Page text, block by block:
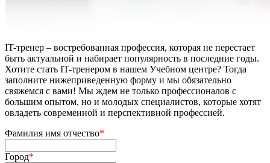
IT-тренер – востребованная профессия, которая не перестает
быть актуальной и набирает популярность в последние годы.
Хотите стать IT-тренером в нашем Учебном центре? Тогда
заполните нижеприведенную форму и мы обязательно
свяжемся с вами! Мы ждем не только профессионалов с
большим опытом, но и молодых специалистов, которые хотят
овладеть современной и перспективной профессией.
Фамилия имя отчество*
Город*